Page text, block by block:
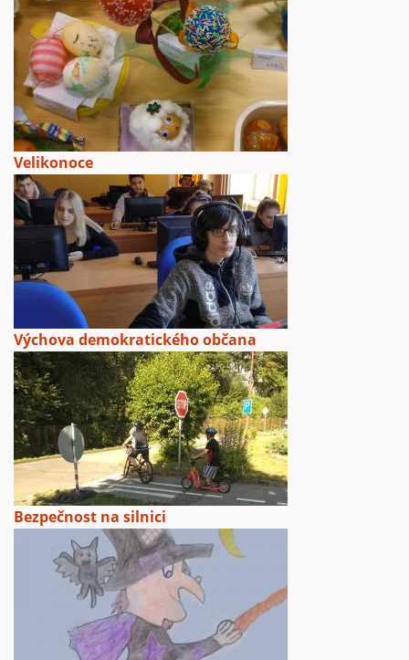
Velikonoce
Výchova demokratického občana
Bezpečnost na silnici